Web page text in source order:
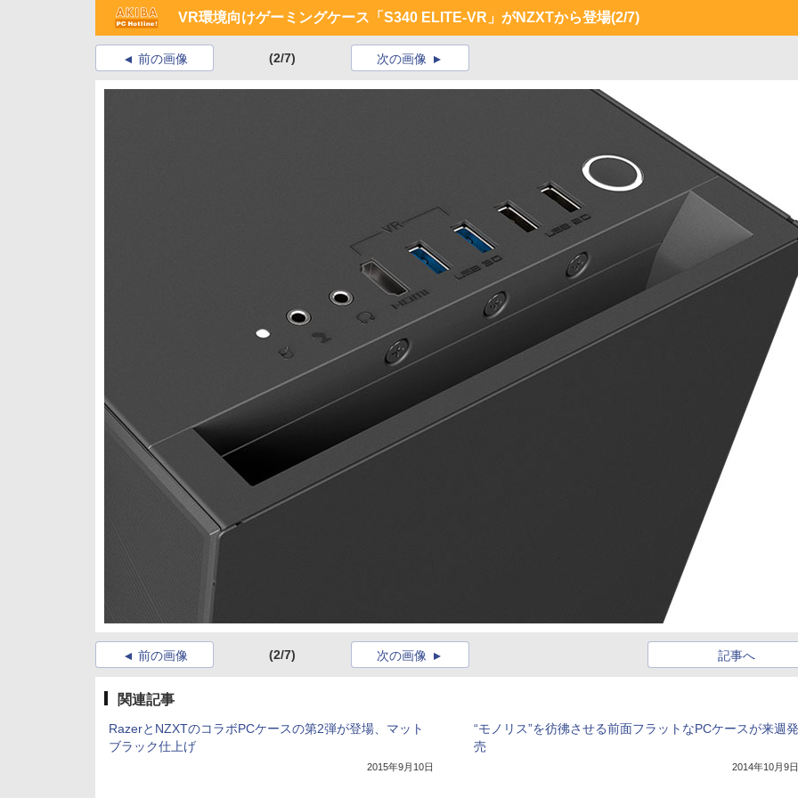
VR環境向けゲーミングケース「S340 ELITE-VR」がNZXTから登場(2/7)
前の画像 (2/7) 次の画像
前の画像 (2/7) 記事へ
次の画像
関連記事
RazerとNZXTのコラボPCケースの第2弾が登場、マット
ブラック仕上げ
2015年9月10日
“モノリス”を彷彿させる前面フラットなPCケースが来週発
売
2014年10月9日